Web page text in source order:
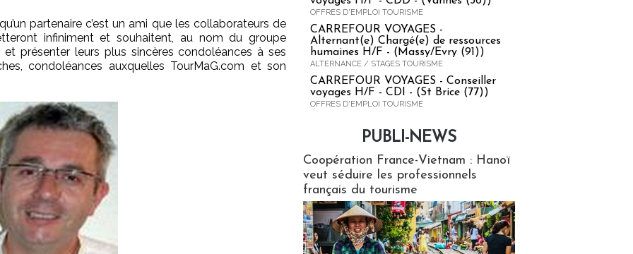
partenaire c’est un ami que les collaborateurs de
infiniment et souhaitent, au nom du groupe
présenter leurs plus sincères condoléances à ses
condoléances auxquelles TourMaG.com et son
OFFRES D'EMPLOI TOURISME
CARREFOUR VOYAGES -
Alternant(e) Chargé(e) de ressources
humaines H/F - (Massy/Evry (91))
ALTERNANCE / STAGES TOURISME
CARREFOUR VOYAGES - Conseiller
voyages H/F - CDI - (St Brice (77))
OFFRES D'EMPLOI TOURISME
PUBLI-NEWS
Coopération France-Vietnam : Hanoï
veut séduire les professionnels
français du tourisme